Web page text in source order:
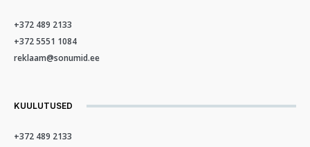
+372 489 2133
+372 5551 1084
reklaam@sonumid.ee
KUULUTUSED
+372 489 2133